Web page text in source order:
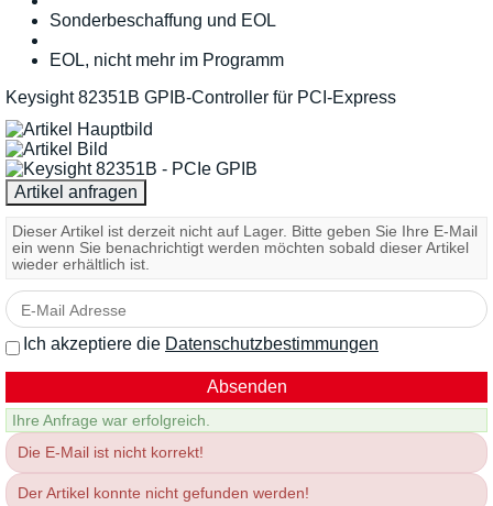
Sonderbeschaffung und EOL
EOL, nicht mehr im Programm
Keysight 82351B GPIB-Controller für PCI-Express
Dieser Artikel ist derzeit nicht auf Lager. Bitte geben Sie Ihre E-Mail
ein wenn Sie benachrichtigt werden möchten sobald dieser Artikel
wieder erhältlich ist.
Ich akzeptiere die Datenschutzbestimmungen
Ihre Anfrage war erfolgreich.
Die E-Mail ist nicht korrekt!
Der Artikel konnte nicht gefunden werden!